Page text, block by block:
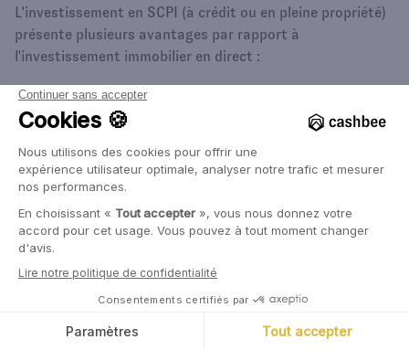
L'investissement en SCPI (à crédit ou en pleine propriété)
présente plusieurs avantages par rapport à
l'investissement immobilier en direct :
Diversification : Les SCPI permettent d'investir dans
portefeuille diversifié
de biens immobiliers, réduisant
Gestion simplifiée : L'investisseur n'a pas à se soucier
de la gestion quotidienne des biens, contrairement à
un investissement locatif classique.
Ticket d'entrée plus faible : Il est possible d'investir en
SCPI avec des montants bien inférieurs à ceux